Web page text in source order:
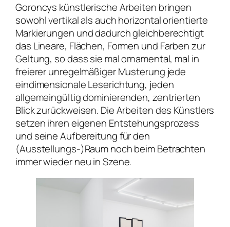
Goroncys künstlerische Arbeiten bringen
sowohl vertikal als auch horizontal orientierte
Markierungen und dadurch gleichberechtigt
das Lineare, Flächen, Formen und Farben zur
Geltung, so dass sie mal ornamental, mal in
freierer unregelmäßiger Musterung jede
eindimensionale Leserichtung, jeden
allgemeingültig dominierenden, zentrierten
Blick zurückweisen. Die Arbeiten des Künstlers
setzen ihren eigenen Entstehungsprozess
und seine Aufbereitung für den
(Ausstellungs-)Raum noch beim Betrachten
immer wieder neu in Szene.